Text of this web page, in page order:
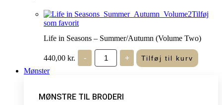
Tilføj
som favorit
Life in Seasons – Summer/Autumn (Volume Two)
440,00 kr. -
Life
Seasons
(Volume
Two)
+ Tilføj til kurv
Mønster
MØNSTRE TIL BRODERI